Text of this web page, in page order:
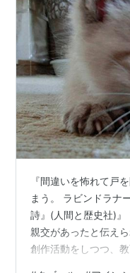
『間違いを怖れて戸
まう。 ラビンドラナ
詩』(人間と歴史社)』
親交があったと伝え
創作活動をしつつ、